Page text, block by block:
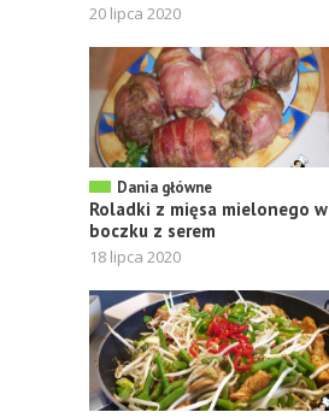
20 lipca 2020
Dania główne
Roladki z mięsa mielonego w
boczku z serem
18 lipca 2020